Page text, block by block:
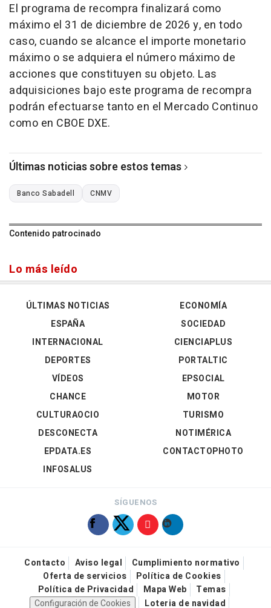
El programa de recompra finalizará como
máximo el 31 de diciembre de 2026 y, en todo
caso, cuando se alcance el importe monetario
máximo o se adquiera el número máximo de
acciones que constituyen su objeto. Las
adquisiciones bajo este programa de recompra
podrán efectuarse tanto en el Mercado Continuo
como en CBOE DXE.
Últimas noticias sobre estos temas
Banco Sabadell CNMV
Contenido patrocinado
Lo más leído
ÚLTIMAS NOTICIAS
ESPAÑA
INTERNACIONAL
DEPORTES
VÍDEOS
ECONOMÍA
SOCIEDAD
CIENCIAPLUS
PORTALTIC
EPSOCIAL
CHANCE
CULTURAOCIO
DESCONECTA
EPDATA.ES
INFOSALUS
MOTOR
TURISMO
NOTIMÉRICA
CONTACTOPHOTO
SÍGUENOS
Contacto Aviso legal
Cumplimiento normativo
Oferta de servicios
Política de Cookies
Política de Privacidad
Mapa Web
Temas
Configuración de Cookies
Loteria de navidad